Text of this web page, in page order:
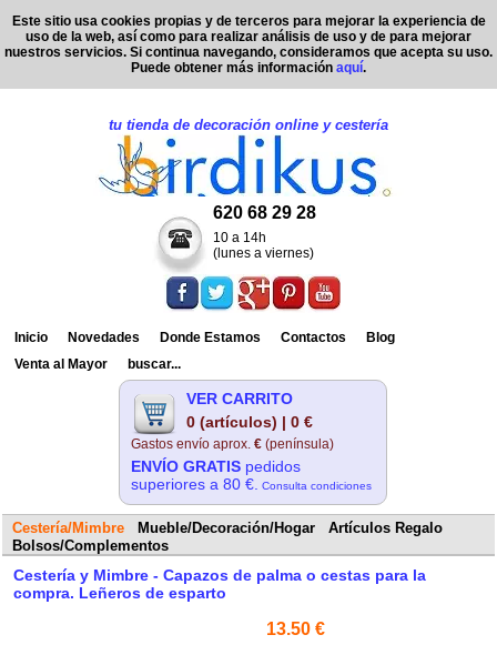
tu tienda de decoración online y cestería
620 68 29 28
10 a 14h
(lunes a viernes)
Inicio Novedades Donde Estamos Contactos
Blog
Venta al Mayor
buscar...
VER CARRITO
0 (artículos) | 0 €
Gastos envío aprox. € (península)
ENVÍO GRATIS pedidos
superiores a 80 €.
Consulta condiciones
Cestería/Mimbre Mueble/Decoración/Hogar
Artículos Regalo
Bolsos/Complementos
Cestería y Mimbre - Capazos de palma o cestas para la
compra. Leñeros de esparto
13.50 €
Este sitio usa cookies propias y de terceros para mejorar la experiencia de
uso de la web, así como para realizar análisis de uso y de para mejorar
nuestros servicios. Si continua navegando, consideramos que acepta su uso.
Puede obtener más información aquí.